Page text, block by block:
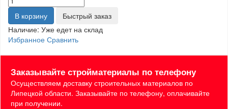
В корзину
Быстрый заказ
Наличие: Уже едет на склад
Избранное Сравнить
Заказывайте стройматериалы по телефону
Осуществляем доставку строительных материалов по
Липецкой области. Заказывайте по телефону, оплачивайте
при получении.